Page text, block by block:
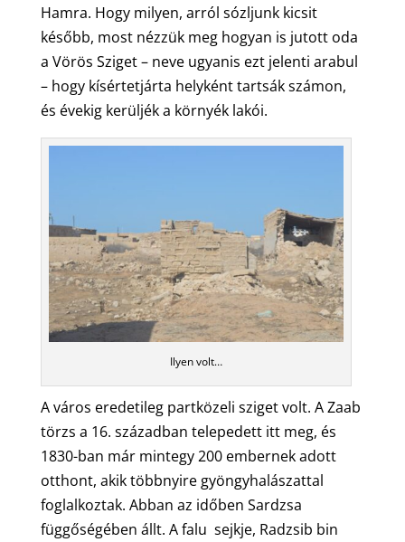
Hamra. Hogy milyen, arról sózljunk kicsit
később, most nézzük meg hogyan is jutott oda
a Vörös Sziget – neve ugyanis ezt jelenti arabul
– hogy kísértetjárta helyként tartsák számon,
és évekig kerüljék a környék lakói.
Ilyen volt…
A város eredetileg partközeli sziget volt. A Zaab
törzs a 16. században telepedett itt meg, és
1830-ban már mintegy 200 embernek adott
otthont, akik többnyire gyöngyhalászattal
foglalkoztak. Abban az időben Sardzsa
függőségében állt. A falu sejkje, Radzsib bin